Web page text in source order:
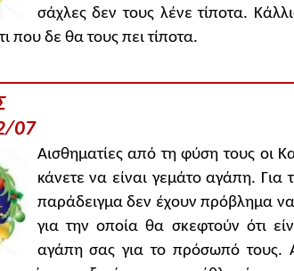
σάχλες δεν τους λένε τίποτα.
που δε θα τους πει τίποτα.
07
Αισθηματίες από τη φύση τους οι
κάνετε να είναι γεμάτο αγάπη. Για
παράδειγμα δεν έχουν πρόβλημα
για την οποία θα σκεφτούν ότι
αγάπη σας για το πρόσωπό τους.